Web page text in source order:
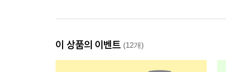
이 상품의 이벤트 (12개)